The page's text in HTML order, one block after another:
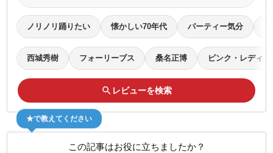
ノリノリ踊りたい 懐かしい70年代 パーティー気分
西城秀樹 フォーリーブス 桑名正博 ピンク・レディー
search レビューを検索
この記事はお役に立ちましたか？
★で教えてください